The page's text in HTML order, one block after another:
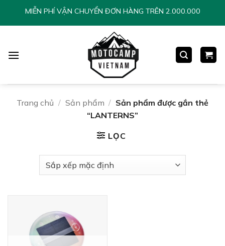
ChuyểnMIỄN PHÍ VẬN CHUYỂN ĐƠN HÀNG TRÊN 2.000.000
Trang chủ / Sản phẩm / Sản phẩm được gắn thẻ
“LANTERNS”
LỌC